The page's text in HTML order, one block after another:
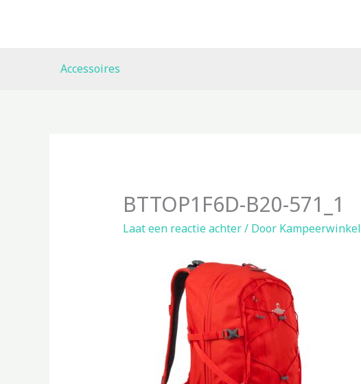
Accessoires
BTTOP1F6D-B20-571_1
Laat een reactie achter/ Door Kampeerwinkel